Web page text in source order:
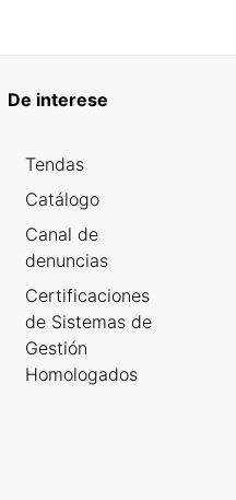
De interese
Tendas
Catálogo
Canal de
denuncias
Certificaciones
de Sistemas de
Gestión
Homologados